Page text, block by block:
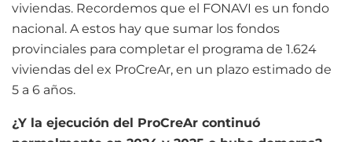
viviendas. Recordemos que el FONAVI es un fondo
nacional. A estos hay que sumar los fondos
provinciales para completar el programa de 1.624
viviendas del ex ProCreAr, en un plazo estimado de
5 a 6 años.
¿Y la ejecución del ProCreAr continuó